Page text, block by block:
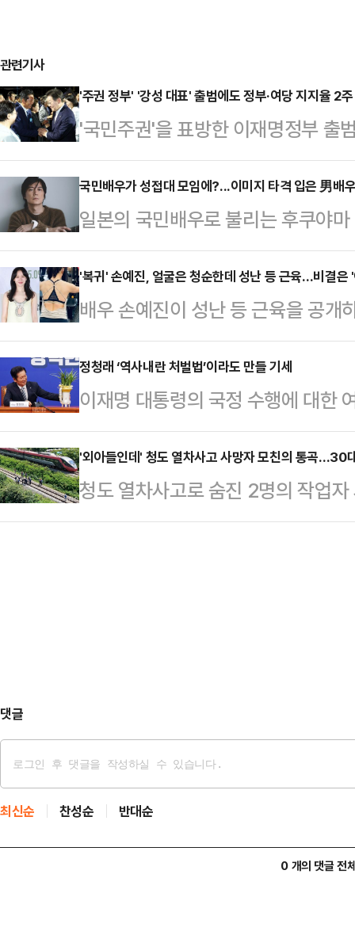
관련기사
'주권 정부' '강성 대표' 출범에도 정부·여당 지지율 2
'국민주권'을 표방한 이재명정부 출
정청래 더불어민주당 체제 보름 만
다. 민주당에서는 '조국·윤미향 사
혹' 등 단기적인 악재 탓이라고 분
령 탄핵 찬반으로 내홍이 여전한 가
는 것을 두고 해석이 분분하다.19
리얼미터가 지난 11~14일(8월 2
지지도…
국민배우가 성접대 모임에?...이미지 타격 입은 男배
일본의 국민배우로 불리는 후쿠야
한 '성접대 모임'의 핵심 인물로 지
지 여성세븐은 나카이 마사히로 성
부 조사에서 후쿠야마가 '유력 프로
결과 후쿠야마는 2005년부터 후지
임을 가졌으며, 이 자리에 최소 19
났다.보고서에는 후쿠야마가 오오
기대한다", "신입…
'복귀' 손예진, 얼굴은 청순한데 성난 등 근육…비결
배우 손예진이 성난 등 근육을 공개
개인 SNS에 영화 '어쩔 수가 없다'
빠진 모습을 게재했다. 손예진은 '
한다. 지난 2022년 아들을 출산한
와 등을 드러낸 손예진은 선명한 근
은 지난해에도 복귀를 앞두고 러닝
시선을 끌었다.당시 손예진은 1시
공개…
정청래 ‘역사내란 처벌법’이라도 만들 기세
이재명 대통령의 국정 수행에 대한
다. 리얼미터가 에너지경제신문 의
이상 유권자 2003명을 대상으로
전주보다 5.4%포인트 하락했다. ‘
6.3% 상승했다. 아직은 ‘잘함’이
'외아들인데' 청도 열차사고 사망자 모친의 통곡…30
청도 열차사고로 숨진 2명의 작업
다.19일 경북 청도군 화양읍 경부
댓글
최신순 찬성순 반대순
0 개의 댓글 전